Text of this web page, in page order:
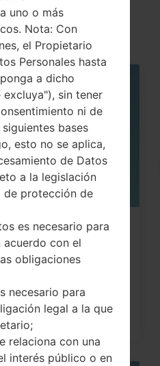
Stylo
Completo en
uno o más
Nota: Con
el Propietario
Personales hasta
a dicho
sin tener
ni de
bases
esto no se aplica,
de Datos
a la legislación
de protección de
es necesario para
acuerdo con el
obligaciones
necesario para
legal a la que
relaciona con una
interés público o en